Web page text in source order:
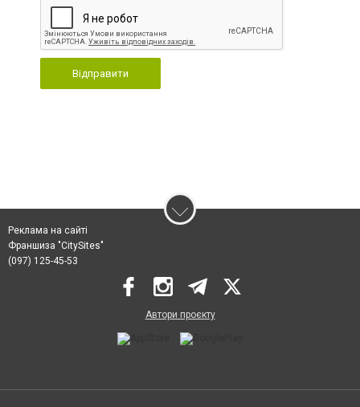
Відправити
Реклама на сайті
Франшиза "CitySites"
(097) 125-45-53
Автори проєкту